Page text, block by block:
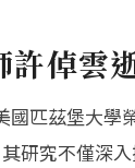
許倬雲
匹茲堡大學
研究不僅深